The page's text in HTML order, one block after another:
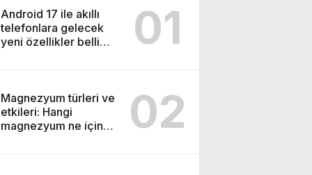
Android 17 ile akıllı
telefonlara gelecek
yeni özellikler belli
01
Magnezyum türleri ve
etkileri: Hangi
magnezyum ne için
02